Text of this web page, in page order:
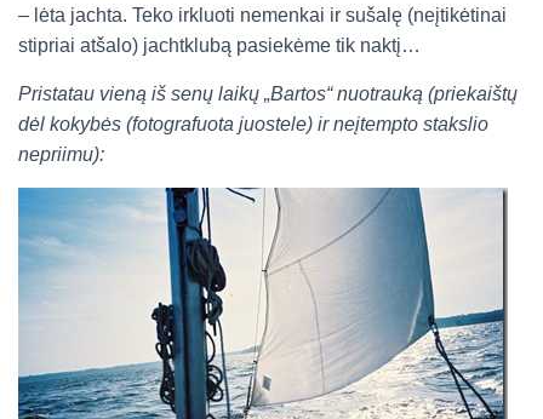
– lėta jachta. Teko irkluoti nemenkai ir sušalę (neįtikėtinai
stipriai atšalo) jachtklubą pasiekėme tik naktį…
Pristatau vieną iš senų laikų „Bartos“ nuotrauką (priekaištų
dėl kokybės (fotografuota juostele) ir neįtempto stakslio
nepriimu):